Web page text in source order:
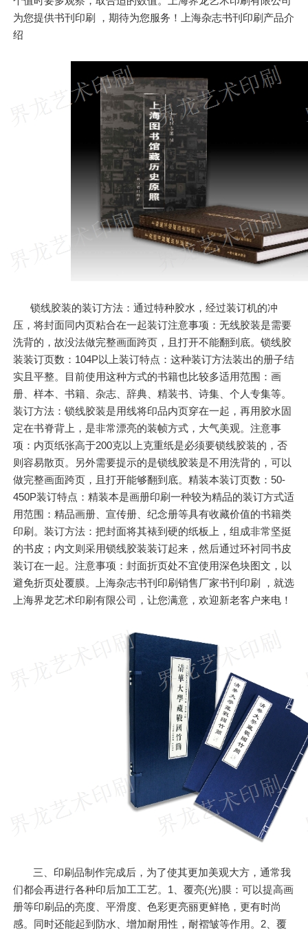
为您提供书刊印刷 ，期待为您服务！上海杂志书刊印刷产品介
绍
锁线胶装的装订方法：通过特种胶水，经过装订机的冲
压，将封面同内页粘合在一起装订注意事项：无线胶装是需要
洗背的，故没法做完整画面跨页，且打开不能翻到底。锁线胶
装装订页数：104P以上装订特点：这种装订方法装出的册子结
实且平整。目前使用这种方式的书籍也比较多适用范围：画
册、样本、书籍、杂志、辞典、精装书、诗集、个人专集等。
装订方法：锁线胶装是用线将印品内页穿在一起，再用胶水固
定在书脊背上，是非常漂亮的装帧方式，大气美观。注意事
项：内页纸张高于200克以上克重纸是必须要锁线胶装的，否
则容易散页。另外需要提示的是锁线胶装是不用洗背的，可以
做完整画面跨页，且打开能够翻到底。精装本装订页数：50-
450P装订特点：精装本是画册印刷一种较为精品的装订方式适
用范围：精品画册、宣传册、纪念册等具有收藏价值的书籍类
印刷。装订方法：把封面将其裱到硬的纸板上，组成非常坚挺
的书皮；内文则采用锁线胶装装订起来，然后通过环衬同书皮
装订在一起。注意事项：封面折页处不宜使用深色块图文，以
避免折页处覆膜。上海杂志书刊印刷销售厂家书刊印刷 ，就选
上海界龙艺术印刷有限公司，让您满意，欢迎新老客户来电！
三、印刷品制作完成后，为了使其更加美观大方，通常我
们都会再进行各种印后加工工艺。1、覆亮(光)膜：可以提高画
册等印刷品的亮度、平滑度、色彩更亮丽更鲜艳，更有时尚
感。同时还能起到防水、增加耐用性，耐褶皱等作用。2、覆